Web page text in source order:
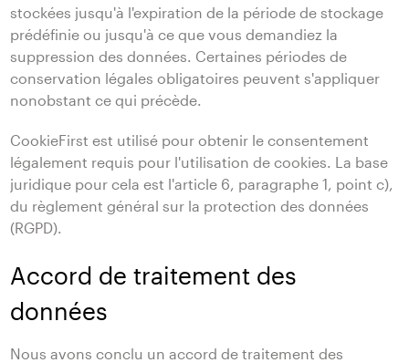
stockées jusqu'à l'expiration de la période de stockage
prédéfinie ou jusqu'à ce que vous demandiez la
suppression des données. Certaines périodes de
conservation légales obligatoires peuvent s'appliquer
nonobstant ce qui précède.
CookieFirst est utilisé pour obtenir le consentement
légalement requis pour l'utilisation de cookies. La base
juridique pour cela est l'article 6, paragraphe 1, point c),
du règlement général sur la protection des données
(RGPD).
Accord de traitement des
données
Nous avons conclu un accord de traitement des